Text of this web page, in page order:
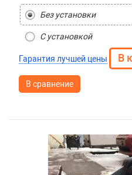
Без установки
С установкой
Гарантия лучшей цены
В сравнение